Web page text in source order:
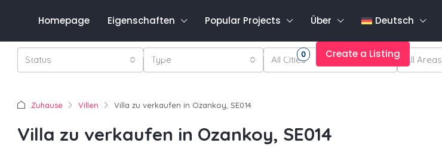
Homepage Eigenschaften Popular Projects Über Deutsch
Anmeldung Favorites 0 Create a Listing
Status Type All Cities All Areas
Zuhause Villen Villa zu verkaufen in Ozankoy, SE014
Villa zu verkaufen in Ozankoy, SE014